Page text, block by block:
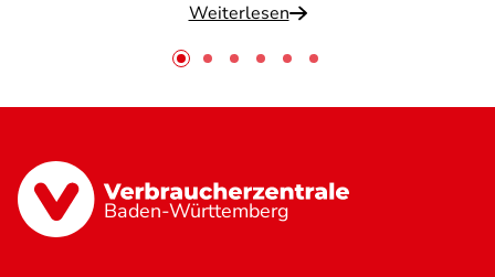
Weiterlesen
Baden-Württemberg